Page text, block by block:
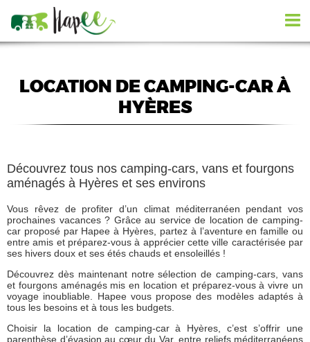
LOCATION DE CAMPING-CAR À
HYÈRES
Découvrez tous nos camping-cars, vans et fourgons
aménagés à Hyères et ses environs
Vous rêvez de profiter d’un climat méditerranéen pendant vos
prochaines vacances ? Grâce au service de location de camping-
car proposé par Hapee à Hyères, partez à l’aventure en famille ou
entre amis et préparez-vous à apprécier cette ville caractérisée par
ses hivers doux et ses étés chauds et ensoleillés !
Découvrez dès maintenant notre sélection de camping-cars, vans
et fourgons aménagés mis en location et préparez-vous à vivre un
voyage inoubliable. Hapee vous propose des modèles adaptés à
tous les besoins et à tous les budgets.
Choisir la location de camping-car à Hyères, c’est s’offrir une
parenthèse d’évasion au cœur du Var, entre reliefs méditerranéens